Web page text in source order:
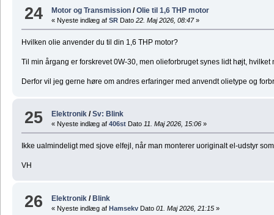
24 Motor og Transmission /Olie til 1,6 THP motor
« Nyeste indlæg afSR Dato 22. Maj 2026, 08:47»
Hvilken olie anvender du til din 1,6 THP motor?
Til min årgang er forskrevet 0W-30, men olieforbruget synes lidt højt, hvilket
Derfor vil jeg gerne høre om andres erfaringer med anvendt olietype og
25 Elektronik /Sv: Blink
« Nyeste indlæg af406st Dato 11. Maj 2026, 15:06 »
Ikke ualmindeligt med sjove elfejl, når man monterer uoriginalt el-udstyr
VH
26 Elektronik /Blink
« Nyeste indlæg afHamsekv Dato 01. Maj 2026, 21:15 »